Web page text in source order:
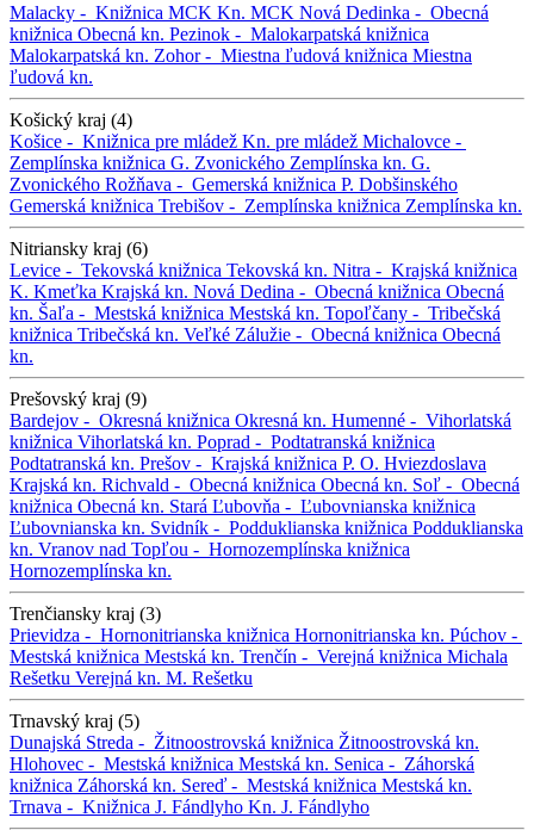
Malacky - Knižnica MCK Kn. MCK Nová Dedinka - Obecná
knižnica Obecná kn. Pezinok - Malokarpatská knižnica
Malokarpatská kn. Zohor - Miestna ľudová knižnica Miestna
ľudová kn.
Košický kraj (4)
Košice - Knižnica pre mládež Kn. pre mládež Michalovce -
Zemplínska knižnica G. Zvonického Zemplínska kn. G.
Zvonického Rožňava - Gemerská knižnica P. Dobšinského
Gemerská knižnica Trebišov - Zemplínska knižnica Zemplínska kn.
Nitriansky kraj (6)
Levice - Tekovská knižnica Tekovská kn. Nitra - Krajská knižnica
K. Kmeťka Krajská kn. Nová Dedina - Obecná knižnica Obecná
kn. Šaľa - Mestská knižnica Mestská kn. Topoľčany - Tribečská
knižnica Tribečská kn. Veľké Zálužie - Obecná knižnica Obecná
kn.
Prešovský kraj (9)
Bardejov - Okresná knižnica Okresná kn. Humenné - Vihorlatská
knižnica Vihorlatská kn. Poprad - Podtatranská knižnica
Podtatranská kn. Prešov - Krajská knižnica P. O. Hviezdoslava
Krajská kn. Richvald - Obecná knižnica Obecná kn. Soľ - Obecná
knižnica Obecná kn. Stará Ľubovňa - Ľubovnianska knižnica
Ľubovnianska kn. Svidník - Podduklianska knižnica Podduklianska
kn. Vranov nad Topľou - Hornozemplínska knižnica
Hornozemplínska kn.
Trenčiansky kraj (3)
Prievidza - Hornonitrianska knižnica Hornonitrianska kn. Púchov -
Mestská knižnica Mestská kn. Trenčín - Verejná knižnica Michala
Rešetku Verejná kn. M. Rešetku
Trnavský kraj (5)
Dunajská Streda - Žitnoostrovská knižnica Žitnoostrovská kn.
Hlohovec - Mestská knižnica Mestská kn. Senica - Záhorská
knižnica Záhorská kn. Sereď - Mestská knižnica Mestská kn.
Trnava - Knižnica J. Fándlyho Kn. J. Fándlyho